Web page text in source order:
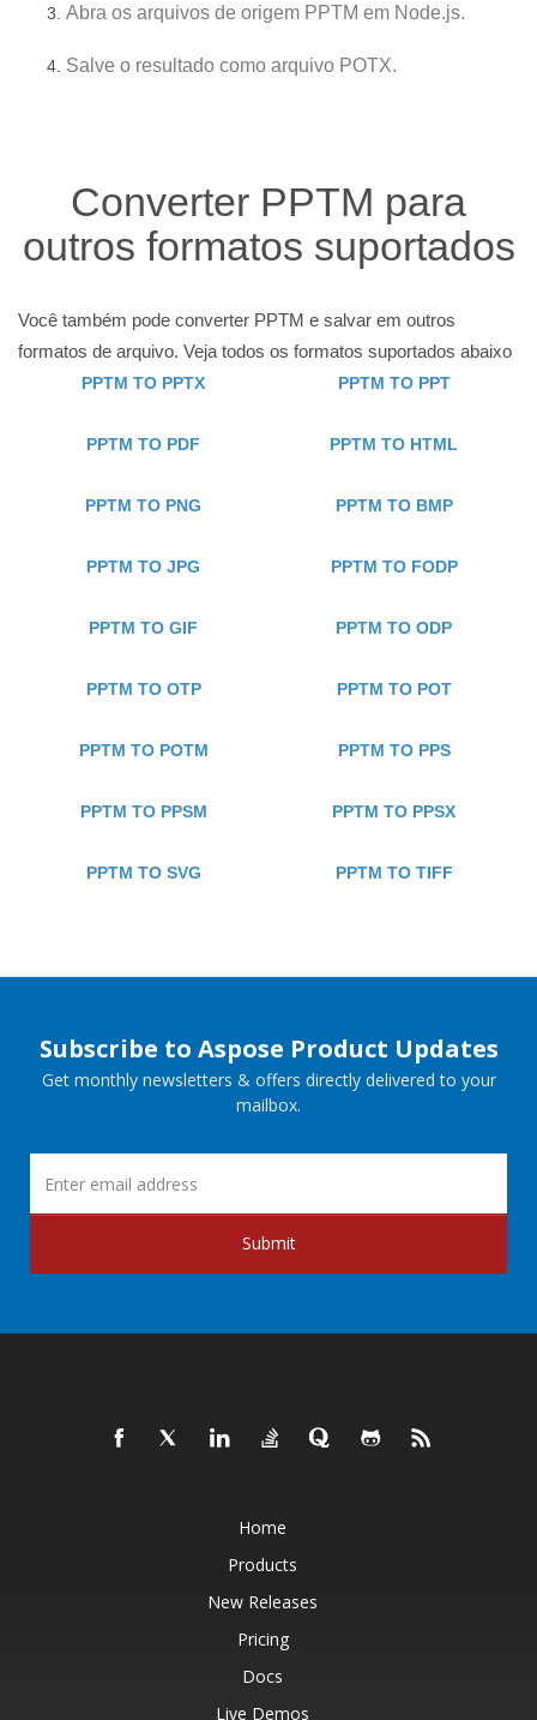
Abra os arquivos de origem PPTM em Node.js.
Salve o resultado como arquivo POTX.
Converter PPTM para
outros formatos suportados
Você também pode converter PPTM e salvar em outros
formatos de arquivo. Veja todos os formatos suportados abaixo
PPTM TO PPTX PPTM TO PPT
PPTM TO PDF PPTM TO HTML
PPTM TO PNG PPTM TO BMP
PPTM TO JPG PPTM TO FODP
PPTM TO GIF PPTM TO ODP
PPTM TO OTP PPTM TO POT
PPTM TO POTM PPTM TO PPS
PPTM TO PPSM PPTM TO PPSX
PPTM TO SVG PPTM TO TIFF
Subscribe to Aspose Product Updates
Get monthly newsletters & offers directly delivered to your
mailbox.
Submit
Home
Products
New Releases
Pricing
Docs
Live Demos